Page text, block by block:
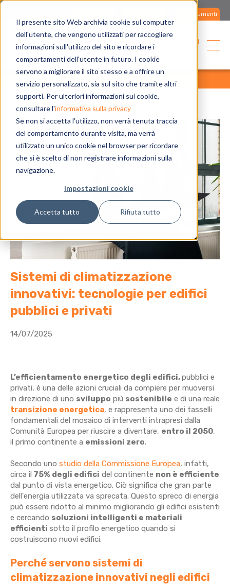
Il presente sito Web archivia cookie sul computer
dell'utente, che vengono utilizzati per raccogliere
informazioni sull'utilizzo del sito e ricordare i
comportamenti dell'utente in futuro. I cookie
servono a migliorare il sito stesso e a offrire un
servizio personalizzato, sia sul sito che tramite altri
supporti. Per ulteriori informazioni sui cookie,
consultare l'informativa sulla privacy
Se non si accetta l'utilizzo, non verrà tenuta traccia
del comportamento durante visita, ma verrà
utilizzato un unico cookie nel browser per ricordare
che si è scelto di non registrare informazioni sulla
navigazione.
Impostazioni cookie
Accetta tutto Rifiuta tutto
Documenti
Sistemi di climatizzazione
innovativi: tecnologie per edifici
pubblici e privati
14/07/2025
L’efficientamento energetico degli edifici,pubblici e
privati, è una delle azioni cruciali da compiere per muoversi
in direzione di uno sviluppo più sostenibile e di una reale
transizione energetica, e rappresenta uno dei tasselli
fondamentali del mosaico di interventi intrapresi dalla
Comunità Europea per riuscire a diventare, entro il 2050,
il primo continente a emissioni zero.
Secondo uno studio della Commissione Europea, infatti,
circa il 75% degli edifici del continente non è efficiente
dal punto di vista energetico. Ciò significa che gran parte
dell'energia utilizzata va sprecata. Questo spreco di energia
può essere ridotto al minimo migliorando gli edifici esistenti
e cercando soluzioni intelligenti e materiali
efficienti sotto il profilo energetico quando si
costruiscono nuovi edifici.
Perché servono sistemi di
climatizzazione innovativi negli edifici